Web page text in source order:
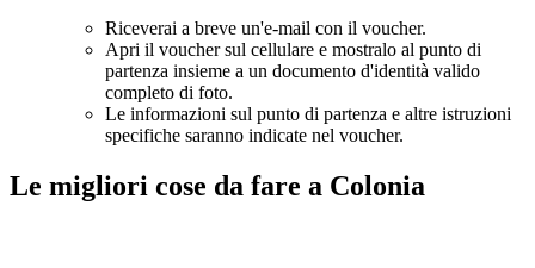
Riceverai a breve un'e-mail con il voucher.
Apri il voucher sul cellulare e mostralo al punto di
partenza insieme a un documento d'identità valido
completo di foto.
Le informazioni sul punto di partenza e altre istruzioni
specifiche saranno indicate nel voucher.
Le migliori cose da fare a Colonia